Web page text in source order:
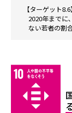
【ターゲット8.6
2020年までに
ない若者の割